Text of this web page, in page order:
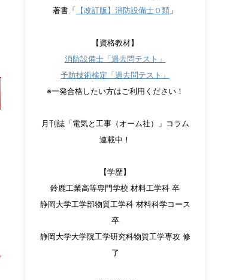
著書「
【改訂版】消防設備士０類 」
【資格教材】
消防設備士「過去問テスト」
予防技術検定「過去問テスト」
※一発合格したい方はご利用ください！
月刊誌「電気と工事（オーム社）」コラム
連載中！
【学歴】
鈴鹿工業高等専門学校 材料工学科 卒
静岡大学工学部物質工学科 材料科学コース
卒
静岡大学大学院工学研究科物質工学専攻 修
了